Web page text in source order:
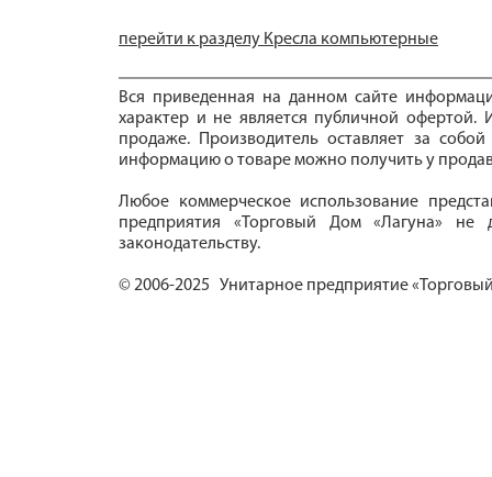
перейти к разделу Кресла компьютерные
Вся приведенная на данном сайте
характер и не является публичной офертой.
продаже. Производитель оставляет за
информацию о товаре можно получить у
Любое коммерческое использование
предприятия «Торговый Дом «Лагуна» не
законодательству.
© 2006-2025 Унитарное предприятие